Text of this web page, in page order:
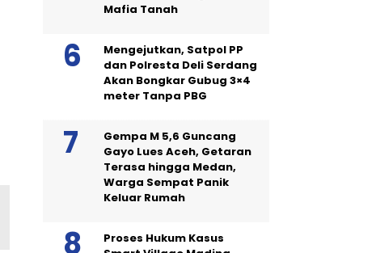
Mafia Tanah
Mengejutkan, Satpol PP
dan Polresta Deli Serdang
Akan Bongkar Gubug 3×4
meter Tanpa PBG
Gempa M 5,6 Guncang
Gayo Lues Aceh, Getaran
Terasa hingga Medan,
Warga Sempat Panik
Keluar Rumah
Proses Hukum Kasus